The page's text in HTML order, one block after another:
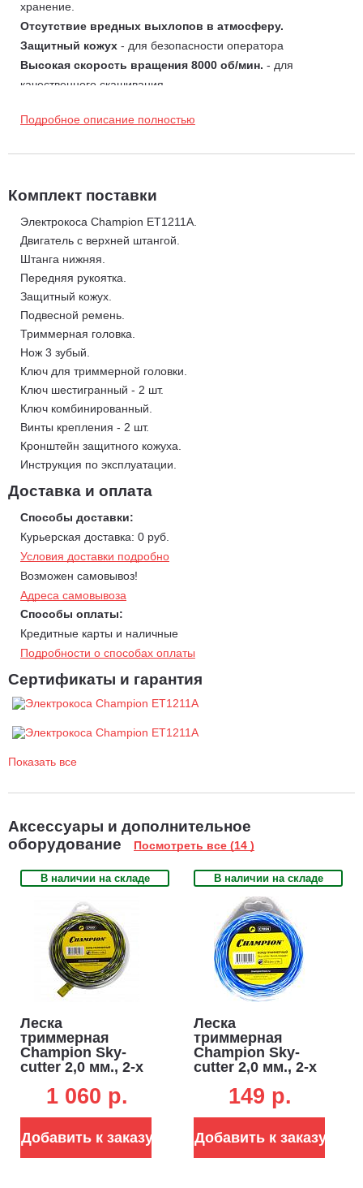
хранение.
Отсутствие вредных выхлопов в атмосферу.
Защитный кожух - для безопасности оператора
Высокая скорость вращения 8000 об/мин. - для
качественного скашивания.
Верхнее расположение двигателя
Подробное описание полностью
Комплект поставки
Электрокоса Champion ET1211A.
Двигатель с верхней штангой.
Штанга нижняя.
Передняя рукоятка.
Защитный кожух.
Подвесной ремень.
Триммерная головка.
Нож 3 зубый.
Ключ для триммерной головки.
Ключ шестигранный - 2 шт.
Ключ комбинированный.
Винты крепления - 2 шт.
Кронштейн защитного кожуха.
Инструкция по эксплуатации.
Доставка и оплата
Способы доставки:
Курьерская доставка: 0 руб.
Условия доставки подробно
Возможен самовывоз!
Адреса самовывоза
Способы оплаты:
Кредитные карты и наличные
Подробности о способах оплаты
Сертификаты и гарантия
Показать все
Аксессуары и дополнительное
оборудование
Посмотреть все (14 )
В наличии на складе
Леска
триммерная
Champion Sky-
cutter 2,0 мм., 2-х
материал, витой
квадрат 2, 126 м.
1 060 p.
Добавить к заказу
В наличии на складе
Леска
триммерная
Champion Sky-
cutter 2,0 мм., 2-х
материал, витой
квадрат 2, 15 м.
149 p.
Добавить к заказу